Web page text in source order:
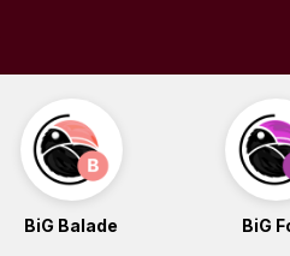
BiG Balade BiG